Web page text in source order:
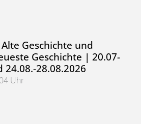
und Technikgeschichte
Geschichte und
Geschichte | 20.07-
24.08.-28.08.2026
Uhr
Geschichte und Neuere und